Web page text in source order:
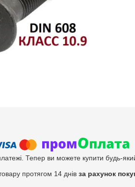
Тепер ви можете купити будь-
протягом 14 днів за рахунок